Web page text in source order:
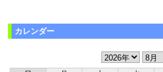
カレンダー